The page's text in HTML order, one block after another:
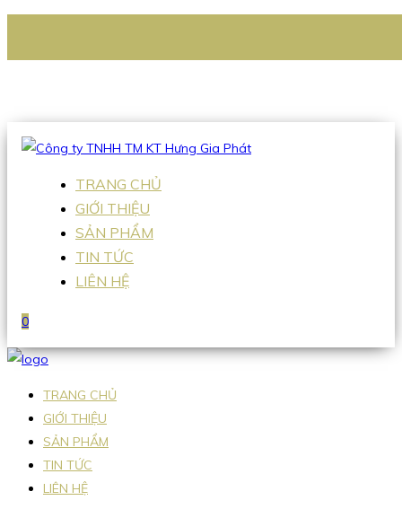
Hotline:0938 336 079
TRANG CHỦ
GIỚI THIỆU
SẢN PHẨM
TIN TỨC
LIÊN HỆ
0
TRANG CHỦ
GIỚI THIỆU
SẢN PHẨM
TIN TỨC
LIÊN HỆ